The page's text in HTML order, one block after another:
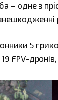
– одне з
5
19 FPV-